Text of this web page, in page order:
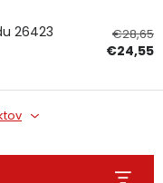
26423
€28,65
€24,55